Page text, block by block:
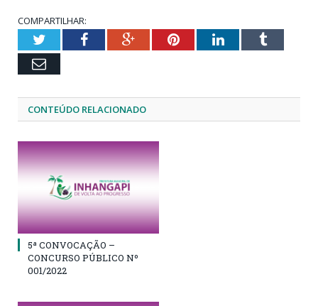
COMPARTILHAR:
TwitterFacebookGoogle+PinterestLinkedInTumblr
Email
CONTEÚDO RELACIONADO
5ª CONVOCAÇÃO –
CONCURSO PÚBLICO Nº
001/2022